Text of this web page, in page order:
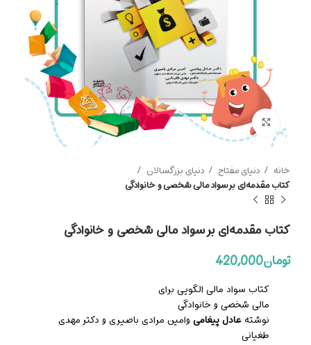
بزرگنمایی تصویر
خانه دنیای مفتاح
دنیای بزرگسالان
کتاب مقدمه‌ای بر سواد مالی شخصی و خانوادگی
کتاب مقدمه‌ای بر سواد مالی شخصی و خانوادگی
تومان420,000
کتاب سواد مالی الگویی برای
مالی شخصی و خانوادگی
نوشتهعادل پیغامی وامین مرادی باصیری و دکتر مهدی
طغیانی